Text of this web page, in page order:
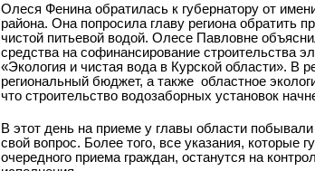
Олеся Фенина обратилась к губернатору от
района. Она попросила главу региона обратить
чистой питьевой водой. Олесе Павловне
средства на софинансирование строительства
«Экология и чистая вода в Курской области». В
региональный бюджет, а также областное
что строительство водозаборных установок
В этот день на приеме у главы области
свой вопрос. Более того, все указания,
очередного приема граждан, останутся на